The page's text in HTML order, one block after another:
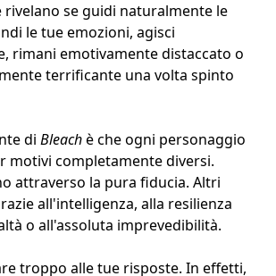
rivelano se guidi naturalmente le
le tue emozioni, agisci
rimani emotivamente distaccato o
terrificante una volta spinto
di Bleachè che ogni personaggio
motivi completamente diversi.
attraverso la pura fiducia. Altri
all'intelligenza, alla resilienza
o all'assoluta imprevedibilità.
troppo alle tue risposte. In effetti,